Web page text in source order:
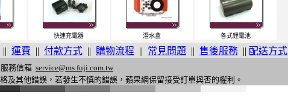
快速充電器 潛水盒 各式鋰電池
|| 運費 || 付款方式 || 購物流程 || 常見問題 || 售後服務 || 配送方式
務信箱 service@ms.fuji.com.tw
及其他錯誤，若發生不慎的錯誤，蘋果網保留接受訂單與否的權利。